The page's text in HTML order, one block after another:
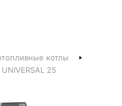
котлы
25